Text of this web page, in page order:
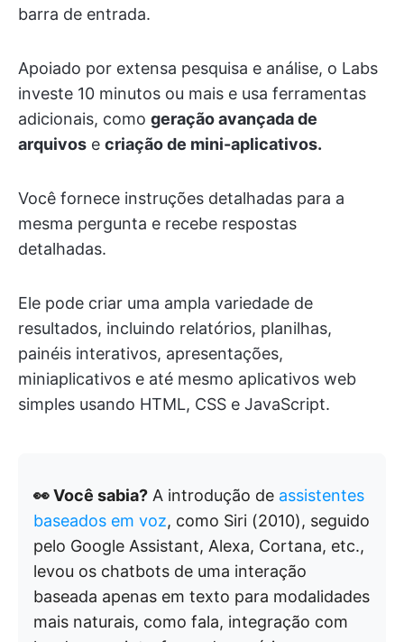
barra de entrada.
Apoiado por extensa pesquisa e análise, o Labs
investe 10 minutos ou mais e usa ferramentas
adicionais, como geração avançada de
arquivos e criação de mini-aplicativos.
Você fornece instruções detalhadas para a
mesma pergunta e recebe respostas
detalhadas.
Ele pode criar uma ampla variedade de
resultados, incluindo relatórios, planilhas,
painéis interativos, apresentações,
miniaplicativos e até mesmo aplicativos web
simples usando HTML, CSS e JavaScript.
👀 Você sabia? A introdução de assistentes
baseados em voz, como Siri (2010), seguido
pelo Google Assistant, Alexa, Cortana, etc.,
levou os chatbots de uma interação
baseada apenas em texto para modalidades
mais naturais, como fala, integração com